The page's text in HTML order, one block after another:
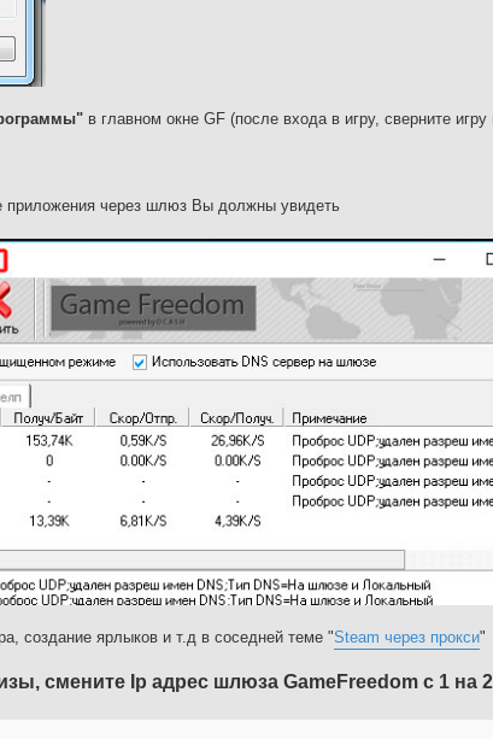
в главном окне GF (после входа в игру, сверните игру
приложения через шлюз Вы должны увидеть
создание ярлыков и т.д в соседней теме "Steam через прокси"
смените Ip адрес шлюза GameFreedom с 1 на